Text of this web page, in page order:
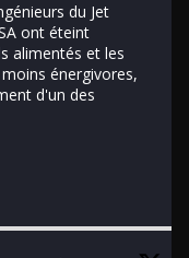
du Jet
ont éteint
alimentés et les
énergivores,
d'un des